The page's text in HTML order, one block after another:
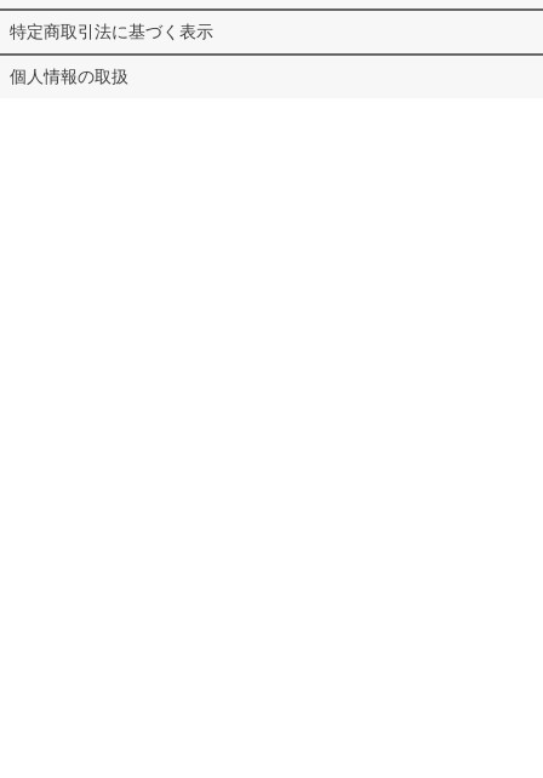
特定商取引法に基づく表示
個人情報の取扱